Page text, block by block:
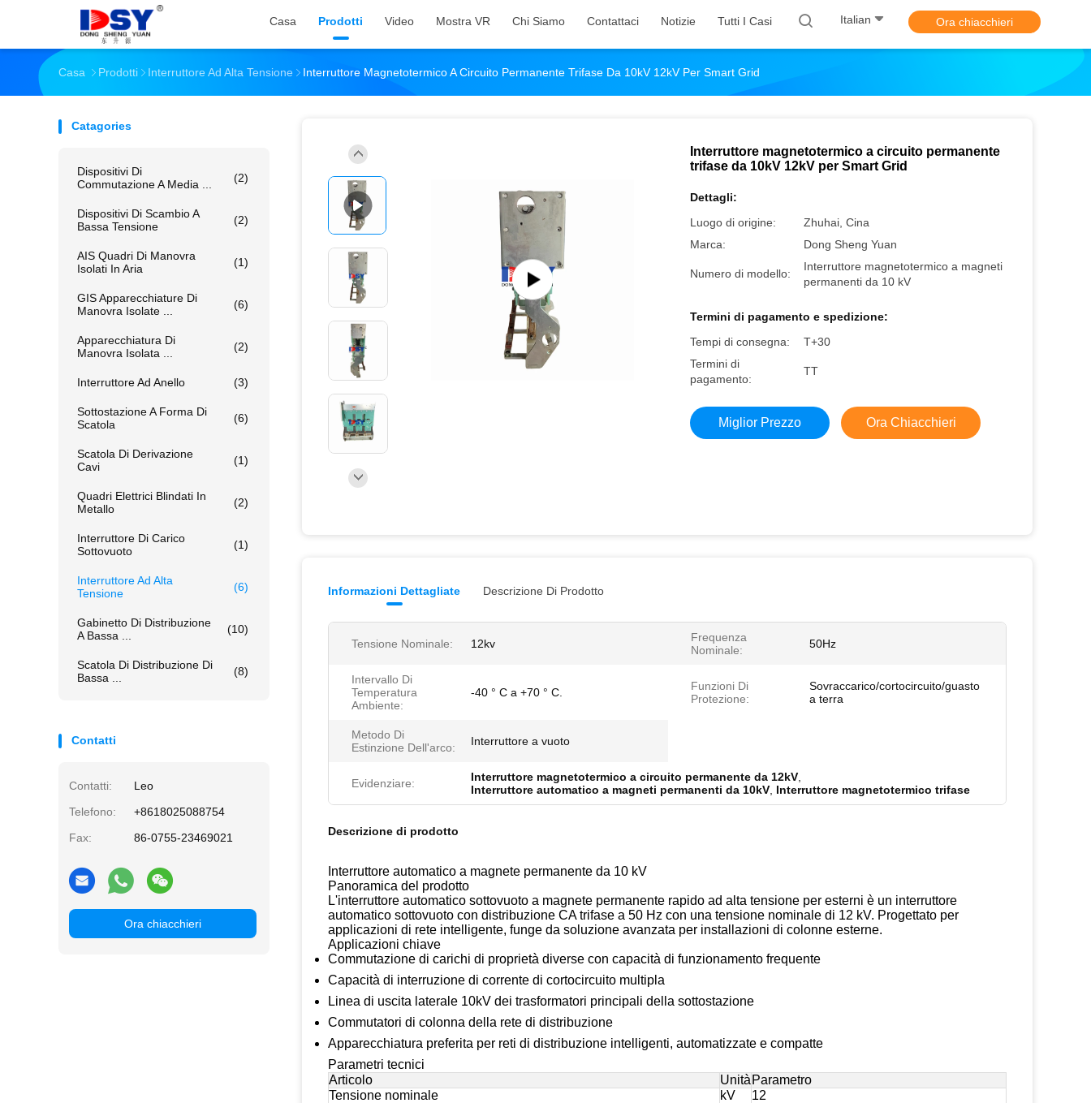
Casa Prodotti Video Mostra VR Chi Siamo Contattaci Notizie Tutti I Casi Italian Ora chiacchieri
Casa Prodotti Interruttore Ad Alta Tensione Interruttore Magnetotermico A Circuito Permanente Trifase Da 10kV 12kV Per Smart Grid
Catagories
Dispositivi Di
Commutazione A Media ...
(2)
Dispositivi Di Scambio A
Bassa Tensione
(2)
AIS Quadri Di Manovra
Isolati In Aria
(1)
GIS Apparecchiature Di
Manovra Isolate ...
(6)
Apparecchiatura Di
Manovra Isolata ...
(2)
Interruttore Ad Anello (3)
Sottostazione A Forma Di
Scatola
(6)
Scatola Di Derivazione
Cavi
(1)
Quadri Elettrici Blindati In
Metallo
(2)
Interruttore Di Carico
Sottovuoto
(1)
Interruttore Ad Alta
Tensione
(6)
Gabinetto Di Distribuzione
A Bassa ...
(10)
Scatola Di Distribuzione Di
Bassa ...
(8)
Contatti
Contatti:
Leo
Telefono:
+8618025088754
Fax:
86-0755-23469021
Ora chiacchieri
Interruttore magnetotermico a circuito permanente
trifase da 10kV 12kV per Smart Grid
Dettagli:
Luogo di origine:
Zhuhai, Cina
Marca:
Dong Sheng Yuan
Numero di modello:
Interruttore magnetotermico a magneti
permanenti da 10 kV
Termini di pagamento e spedizione:
Tempi di consegna:
T+30
Termini di
pagamento:
TT
Miglior Prezzo Ora Chiacchieri
Informazioni Dettagliate Descrizione Di Prodotto
Tensione Nominale: 12kv
Frequenza
Nominale:
50Hz
Intervallo Di
Temperatura
Ambiente:
-40 ° C a +70 ° C.
Funzioni Di
Protezione:
Sovraccarico/cortocircuito/guasto
a terra
Metodo Di
Estinzione Dell'arco:
Interruttore a vuoto
Evidenziare: Interruttore magnetotermico a circuito permanente da 12kV
Interruttore automatico a magneti permanenti da 10kV Interruttore magnetotermico trifase
Descrizione di prodotto
Interruttore automatico a magnete permanente da 10 kV
Panoramica del prodotto
L'interruttore automatico sottovuoto a magnete permanente rapido ad alta tensione per esterni è un interruttore
automatico sottovuoto con distribuzione CA trifase a 50 Hz con una tensione nominale di 12 kV. Progettato per
applicazioni di rete intelligente, funge da soluzione avanzata per installazioni di colonne esterne.
Applicazioni chiave
Commutazione di carichi di proprietà diverse con capacità di funzionamento frequente
Capacità di interruzione di corrente di cortocircuito multipla
Linea di uscita laterale 10kV dei trasformatori principali della sottostazione
Commutatori di colonna della rete di distribuzione
Apparecchiatura preferita per reti di distribuzione intelligenti, automatizzate e compatte
Parametri tecnici
Articolo
Unità Parametro
Tensione nominale
kV
12